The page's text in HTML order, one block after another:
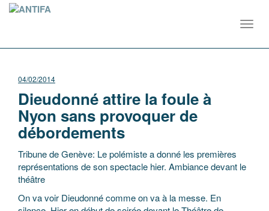
04/02/2014
Dieudonné attire la foule à
Nyon sans provoquer de
débordements
Tribune de Genève: Le polémiste a donné les premières
représentations de son spectacle hier. Ambiance devant le
théâtre
On va voir Dieudonné comme on va à la messe. En